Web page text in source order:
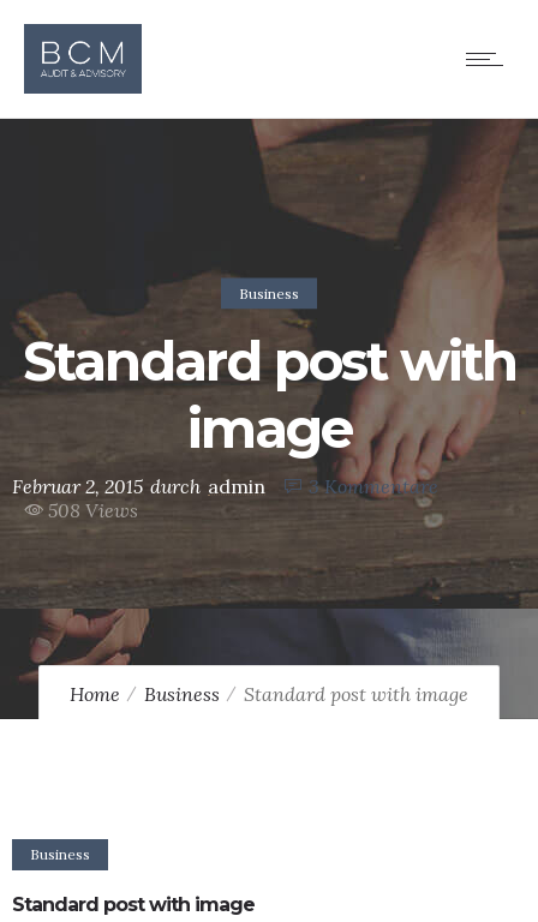
Business
Standard post with
image
Februar 2, 2015 durch admin 3Kommentare
508 Views
Home Business Standard post with image
Business
Standard post with image